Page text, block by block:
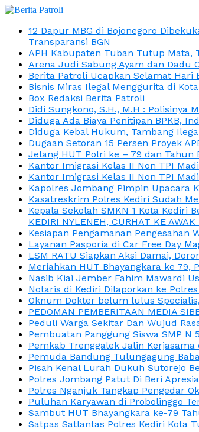
12 Dapur MBG di Bojonegoro
Transparansi BGN
APH Kabupaten Tuban Tutup Mata,
Arena Judi Sabung Ayam dan Dadu
Berita Patroli Ucapkan Selamat Hari
Bisnis Miras Ilegal Menggurita di
Box Redaksi Berita Patroli
Didi Sungkono, S.H., M.H :
Diduga Ada Biaya Penitipan BPKB,
Diduga Kebal Hukum, Tambang
Dugaan Setoran 15 Persen Proyek
Jelang HUT Polri ke – 79 dan Tahun
Kantor Imigrasi Kelas II Non TPI
Kantor Imigrasi Kelas II Non TPI
Kapolres Jombang Pimpin Upacara
Kasatreskrim Polres Kediri Sudah
Kepala Sekolah SMKN 1 Kota Kediri
KEDIRI NYLENEH, CURHAT KE
Kesiapan Pengamanan Pengesahan
Layanan Pasporia di Car Free Day
LSM RATU Siapkan Aksi Damai,
Meriahkan HUT Bhayangkara ke 79,
Nasib Kiai Jember Fahim Mawardi
Notaris di Kediri Dilaporkan ke
Oknum Dokter belum lulus
PEDOMAN PEMBERITAAN MEDIA
Peduli Warga Sekitar Dan Wujud
Pembuatan Panggung Siswa SMP N
Pemkab Trenggalek Jalin Kerjasama
Pemuda Bandung Tulungagung
Pisah Kenal Lurah Dukuh Sutorejo
Polres Jombang Patut Di Beri
Polres Nganjuk Tangkap Pengedar
Puluhan Karyawan di Probolinggo
Sambut HUT Bhayangkara ke-79
Satpas Satlantas Polres Kediri Kota